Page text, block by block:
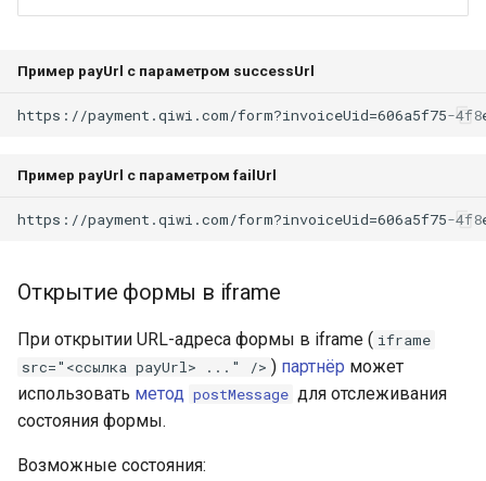
Пример payUrl c параметром successUrl
https://payment.qiwi.com/form?invoiceUid=606a5f75-
Пример payUrl c параметром failUrl
https://payment.qiwi.com/form?invoiceUid=606a5f75-
Открытие формы в iframe
При открытии URL-адреса формы в iframe ( iframe
src="<ссылка payUrl> ..." /> ) партнёр может
использовать метод postMessage для отслеживания
состояния формы.
Возможные состояния: